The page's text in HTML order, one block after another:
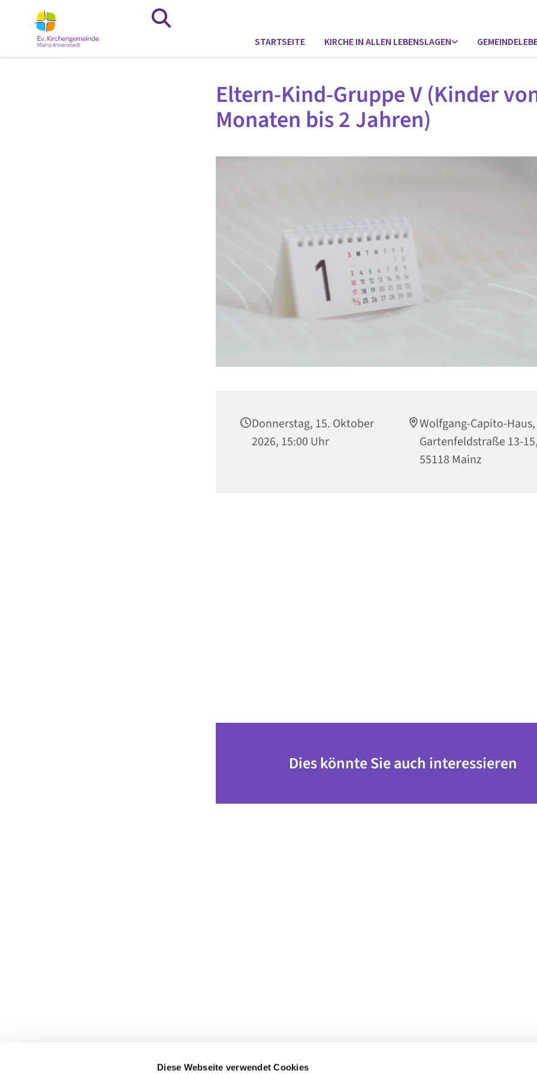
Diese Webseite verwendet Cookies
STARTSEITE KIRCHE IN ALLEN LEBENSLAGEN
Eltern-Kind-Gruppe V (Kinder
Monaten bis 2 Jahren)
Donnerstag, 15. Oktober
2026, 15:00 Uhr
Wolfgang-Capito-Haus,
Gartenfeldstraße 13-
55118 Mainz
Dies könnte Sie auch interessieren